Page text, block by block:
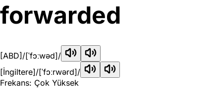
forwarded
[ABD] /[ˈfɔːwəd]/
[İngiltere]/[ˈfɔːrwərd]/
Frekans: Çok Yüksek